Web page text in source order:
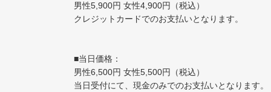
男性5,900円 女性4,900円（税込）
クレジットカードでのお支払いとなります。
■当日価格：
男性6,500円 女性5,500円（税込）
当日受付にて、現金のみでのお支払いとなります。